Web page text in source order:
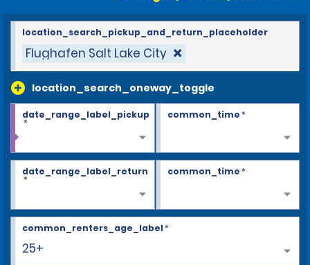
Flughafen Salt Lake City
location_search_oneway_toggle
location_search_pickup_and_return_placeholder
date_range_label_pickup
*
common_time*
date_range_label_return
*
common_time*
25+
common_renters_age_label*